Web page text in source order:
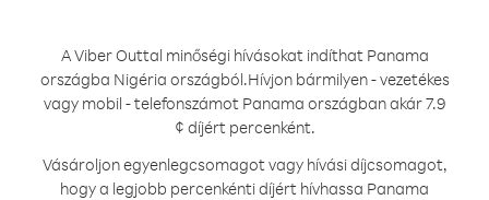
A Viber Outtal minőségi hívásokat indíthat Panama
országba Nigéria országból.Hívjon bármilyen - vezetékes
vagy mobil - telefonszámot Panama országban akár 7.9
¢ díjért percenként.
Vásároljon egyenlegcsomagot vagy hívási díjcsomagot,
hogy a legjobb percenkénti díjért hívhassa Panama